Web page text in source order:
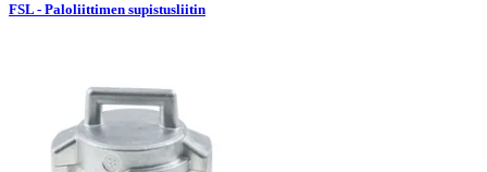
FSL - Paloliittimen supistusliitin